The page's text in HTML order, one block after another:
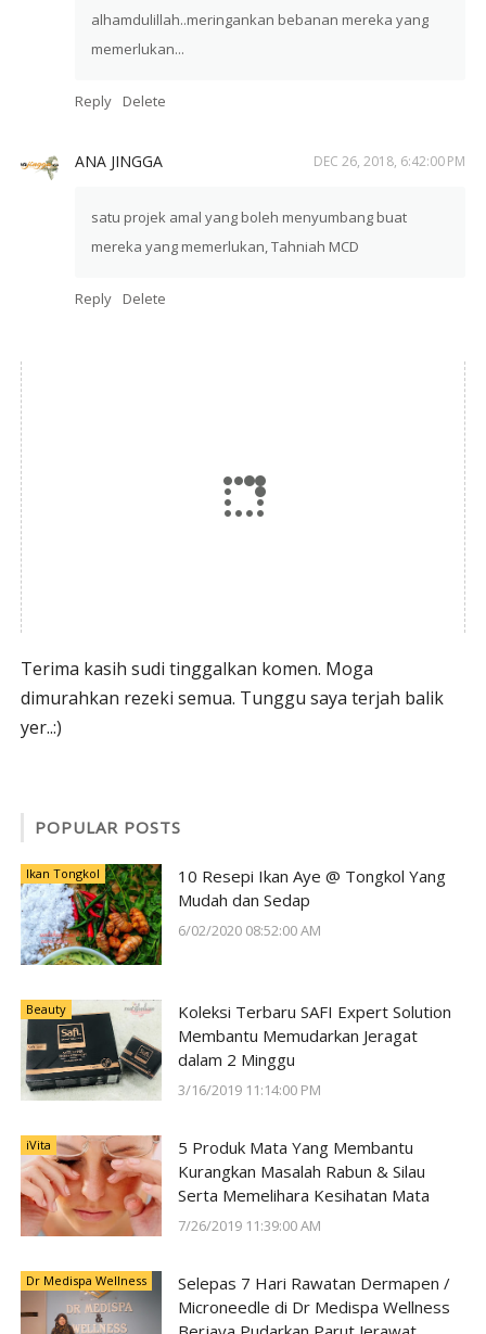
alhamdulillah..meringankan bebanan mereka yang
memerlukan...
Reply Delete
ANA JINGGA DEC 26, 2018, 6:42:00 PM
satu projek amal yang boleh menyumbang buat
mereka yang memerlukan, Tahniah MCD
Reply Delete
Terima kasih sudi tinggalkan komen. Moga
dimurahkan rezeki semua. Tunggu saya terjah balik
yer..:)
POPULAR POSTS
Ikan Tongkol
10 Resepi Ikan Aye @ Tongkol Yang
Mudah dan Sedap
6/02/2020 08:52:00 AM
Beauty
Koleksi Terbaru SAFI Expert Solution
Membantu Memudarkan Jeragat
dalam 2 Minggu
3/16/2019 11:14:00 PM
iVita
5 Produk Mata Yang Membantu
Kurangkan Masalah Rabun & Silau
Serta Memelihara Kesihatan Mata
7/26/2019 11:39:00 AM
Dr Medispa Wellness
Selepas 7 Hari Rawatan Dermapen /
Microneedle di Dr Medispa Wellness